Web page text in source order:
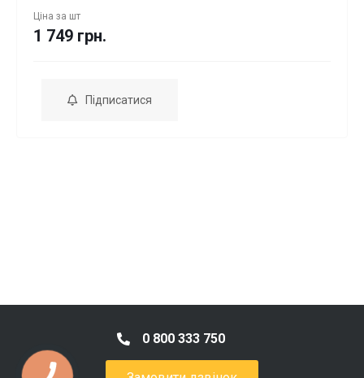
Ціна за шт
1 749 грн.
Підписатися
0 800 333 750